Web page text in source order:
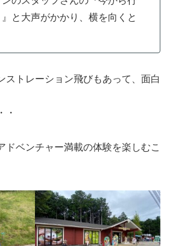
と大声がかかり、横を向くと
ストレーション飛びもあって、面白
・
ドベンチャー満載の体験を楽しむこ